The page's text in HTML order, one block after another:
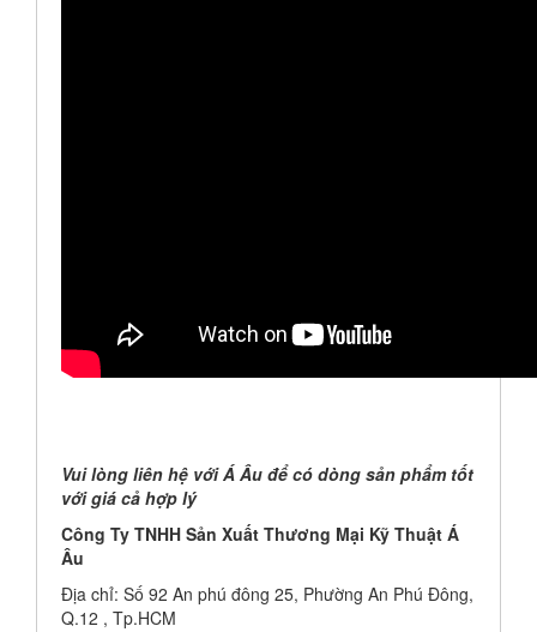
Vui lòng liên hệ với Á Âu để có dòng sản phẩm tốt
với giá cả hợp lý
Công Ty TNHH Sản Xuất Thương Mại Kỹ Thuật Á
Âu
Địa chỉ: Số 92 An phú đông 25, Phường An Phú Đông,
Q.12 , Tp.HCM